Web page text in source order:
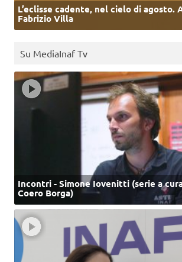
L’eclisse cadente, nel cielo di agosto.
Fabrizio Villa
Su MediaInaf Tv
Incontri - Simone Iovenitti (serie a
Coero Borga)